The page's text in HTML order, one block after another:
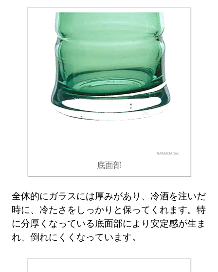
底面部
全体的にガラスには厚みがあり、冷酒を注いだ
時に、冷たさをしっかりと保ってくれます。特
に分厚くなっている底面部により安定感が生ま
れ、倒れにくくなっています。